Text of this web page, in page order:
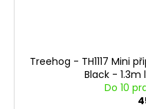
Treehog - TH1117 Mini
Black - 1.3m
Do 10